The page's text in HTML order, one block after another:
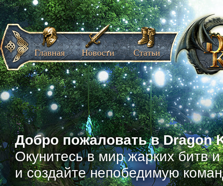
Добро пожаловать в Dragon
Окунитесь в мир жарких битв
и создайте непобедимую
Главная Новости Статьи